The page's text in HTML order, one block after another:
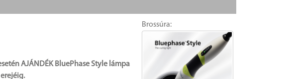
AJÁNDÉK BluePhase Style lámpa
Brossúra: